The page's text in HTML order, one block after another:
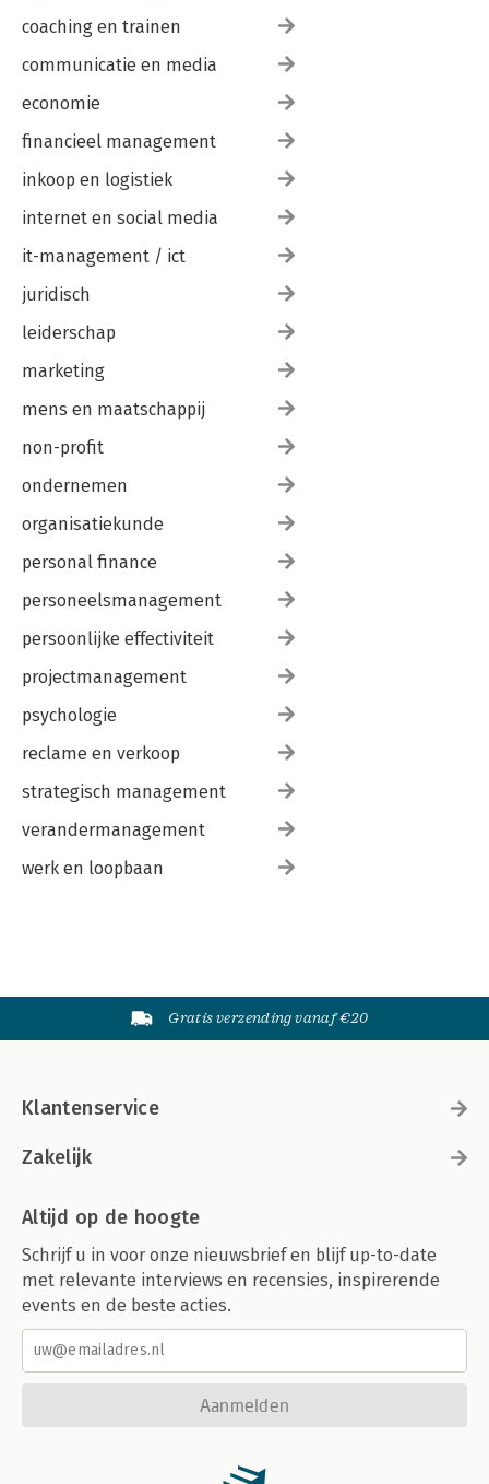
coaching en trainen
communicatie en media
economie
financieel management
inkoop en logistiek
internet en social media
it-management / ict
juridisch
leiderschap
marketing
mens en maatschappij
non-profit
ondernemen
organisatiekunde
personal finance
personeelsmanagement
persoonlijke effectiviteit
projectmanagement
psychologie
reclame en verkoop
strategisch management
verandermanagement
werk en loopbaan
Gratis verzending vanaf €20
Klantenservice
Zakelijk
Altijd op de hoogte
Schrijf u in voor onze nieuwsbrief en blijf up-to-date
met relevante interviews en recensies, inspirerende
events en de beste acties.
Aanmelden